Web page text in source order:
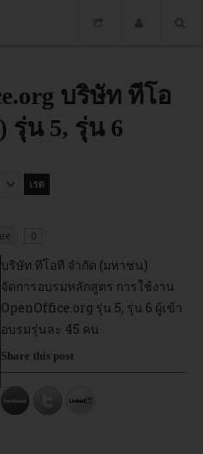
บริษัท ทีโอ
น 5, รุ่น 6
0
บริษัท ทีโอที จำกัด (มหาชน)
จัดการอบรมหลักสูตร การใช้งาน
OpenOffice.org รุ่น 5, รุ่น 6 ผู้เข้า
อบรมรุ่นละ 45 คน
Share this post